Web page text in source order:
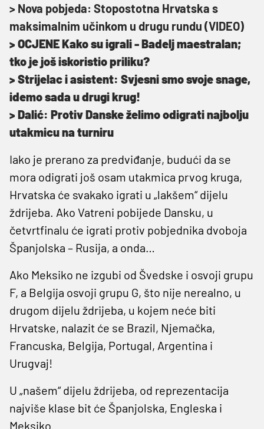
> Nova pobjeda: Stopostotna Hrvatska s
maksimalnim učinkom u drugu rundu (VIDEO)
> OCJENE Kako su igrali - Badelj maestralan;
tko je još iskoristio priliku?
> Strijelac i asistent: Svjesni smo svoje snage,
idemo sada u drugi krug!
> Dalić: Protiv Danske želimo odigrati najbolju
utakmicu na turniru
Iako je prerano za predviđanje, budući da se
mora odigrati još osam utakmica prvog kruga,
Hrvatska će svakako igrati u „lakšem“ dijelu
ždrijeba. Ako Vatreni pobijede Dansku, u
četvrtfinalu će igrati protiv pobjednika dvoboja
Španjolska – Rusija, a onda…
Ako Meksiko ne izgubi od Švedske i osvoji grupu
F, a Belgija osvoji grupu G, što nije nerealno, u
drugom dijelu ždrijeba, u kojem neće biti
Hrvatske, nalazit će se Brazil, Njemačka,
Francuska, Belgija, Portugal, Argentina i
Urugvaj!
U „našem“ dijelu ždrijeba, od reprezentacija
najviše klase bit će Španjolska, Engleska i
Meksiko.